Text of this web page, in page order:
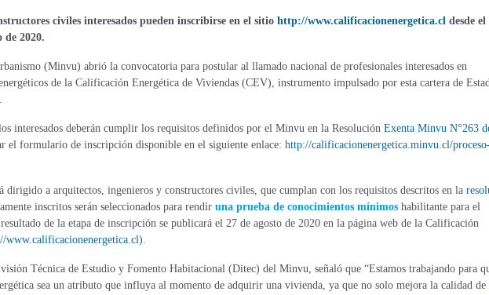
civiles interesados pueden inscribirse en el sitio http://www.calificacionenergetica.cl desde el
de 2020.
(Minvu) abrió la convocatoria para postular al llamado nacional de profesionales interesados en
de la Calificación Energética de Viviendas (CEV), instrumento impulsado por esta cartera de
interesados deberán cumplir los requisitos definidos por el Minvu en la Resolución Exenta Minvu N°263
el formulario de inscripción disponible en el siguiente enlace: http://calificacionenergetica.minvu.cl/
dirigido a arquitectos, ingenieros y constructores civiles, que cumplan con los requisitos descritos en la
inscritos serán seleccionados para rendir una prueba de conocimientos mínimos habilitante para el
de la etapa de inscripción se publicará el 27 de agosto de 2020 en la página web de la Calificación
www.calificacionenergetica.cl).
Técnica de Estudio y Fomento Habitacional (Ditec) del Minvu, señaló que “Estamos trabajando para
sea un atributo que influya al momento de adquirir una vivienda, ya que no solo mejora la calidad de